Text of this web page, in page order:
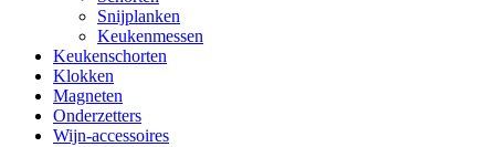
Snijplanken
Keukenmessen
Keukenschorten
Klokken
Magneten
Onderzetters
Wijn-accessoires